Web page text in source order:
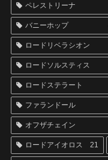
ペレストリーナ
バニーホップ
ロードリベラシオン
ロードソルスティス
ロードステラート
ファランドール
オフザチェイン
ロードアイオロス 21